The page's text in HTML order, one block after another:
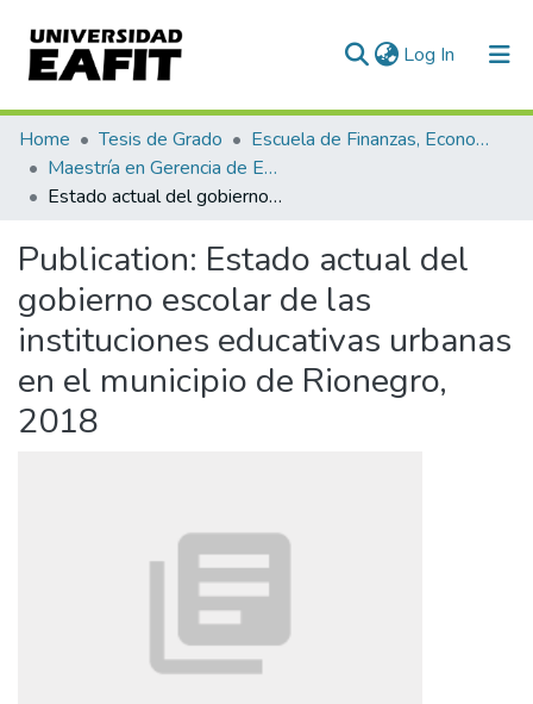
Log In (current)
Communities & Collections
All of DSpace
Home Tesis de Grado
Escuela de Finanzas, Economía y Gobierno
Maestría en Gerencia de Empresas Sociales para la Innovación Social y el Desarrollo Local (tesis)
Estado actual del gobierno escolar de las instituciones educativas urbanas en el municipio de Rionegro, 2018
Publication: Estado actual del
gobierno escolar de las
instituciones educativas urbanas
en el municipio de Rionegro,
2018